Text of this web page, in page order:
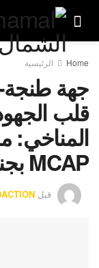
Home الرئيسية
جهة
قلب
المناخي:
MCAP بجنوب إفريقيا
قبل